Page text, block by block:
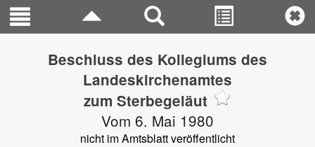
Beschluss des Kollegiums des
Landeskirchenamtes
zum Sterbegeläut
Vom 6. Mai 1980
nicht im Amtsblatt veröffentlicht